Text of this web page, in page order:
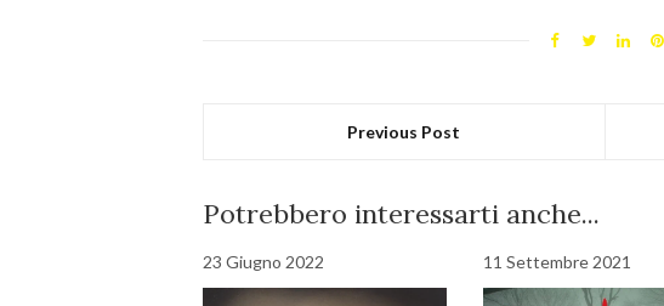
Previous Post
Potrebbero interessarti anche...
23 Giugno 2022 11 Settembre 2021